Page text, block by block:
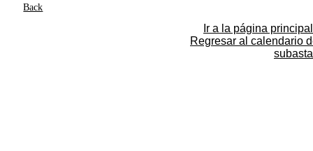
Back
Ir a la página principal
Regresar al calendario